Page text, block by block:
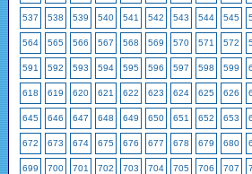
537 538 539 540 541 542 543 544 545
564 565 566 567 568 569 570 571 572
591 592 593 594 595 596 597 598 599
618 619 620 621 622 623 624 625 626
645 646 647 648 649 650 651 652 653
672 673 674 675 676 677 678 679 680
699 700 701 702 703 704 705 706 707